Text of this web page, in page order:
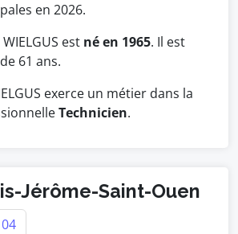
en 2026.
est né en 1965. Il est
61 ans.
exerce un métier dans la
Technicien.
Jérôme-Saint-Ouen